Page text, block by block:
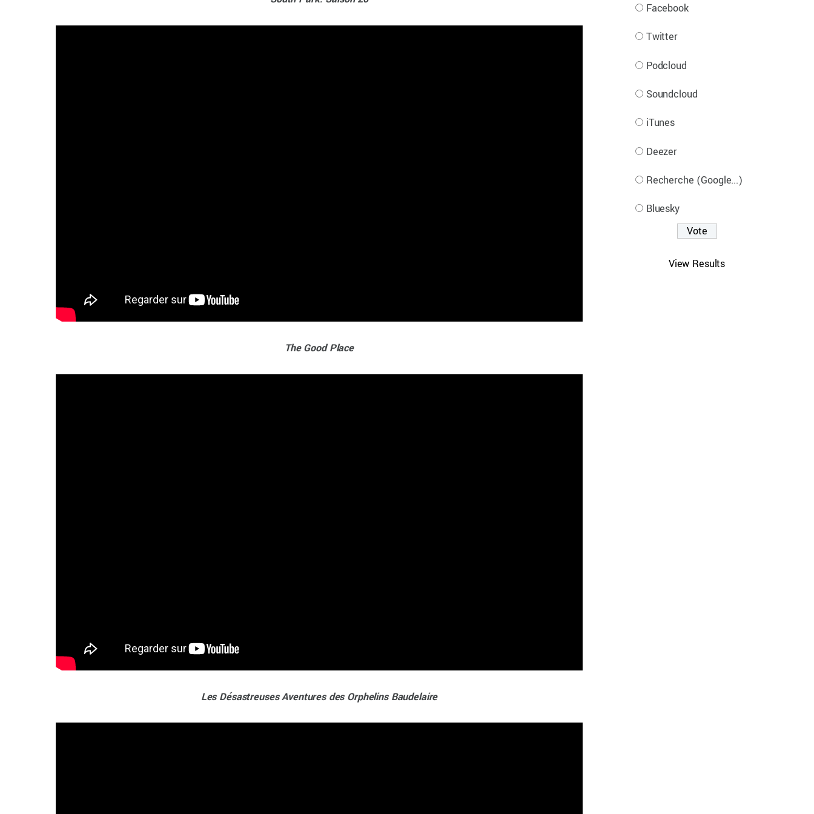
The Good Place
Les Désastreuses Aventures des Orphelins Baudelaire
Facebook
Twitter
Podcloud
Soundcloud
iTunes
Deezer
Recherche (Google...)
Bluesky
View Results